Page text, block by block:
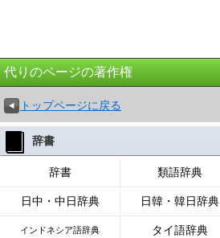
代りのページの著作権
トップページに戻る
辞書
辞書 類語辞典
日中・中日辞典 日韓・韓日辞典
インドネシア語辞典 タイ語辞典